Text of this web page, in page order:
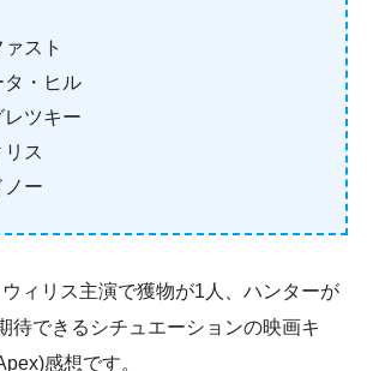
スト
タ・ヒル
レツキー
ス
ノー
ィリス主演で獲物が1人、ハンターが
待できるシチュエーションの映画キ
感想です。